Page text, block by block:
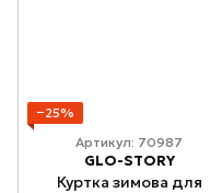
−25%
Артикул: 70987
GLO-STORY
Куртка зимова для